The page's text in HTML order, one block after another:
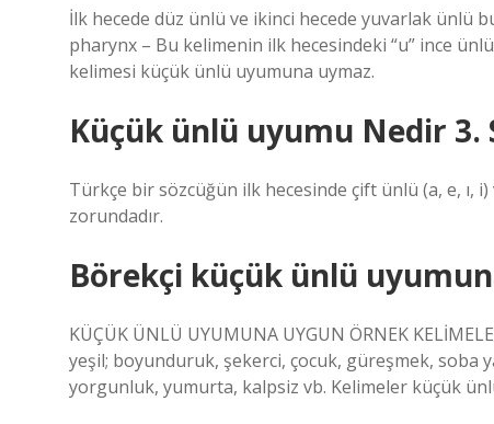
İlk hecede düz ünlü ve ikinci hecede yuvarlak ünlü
pharynx – Bu kelimenin ilk hecesindeki “u” ince
kelimesi küçük ünlü uyumuna uymaz.
Küçük ünlü uyumu Nedir 3.
Türkçe bir sözcüğün ilk hecesinde çift ünlü (a, e,
zorundadır.
Börekçi küçük ünlü
KÜÇÜK ÜNLÜ UYUMUNA UYGUN ÖRNEK
yeşil; boyunduruk, şekerci, çocuk, güreşmek, soba
yorgunluk, yumurta, kalpsiz vb. Kelimeler küçük